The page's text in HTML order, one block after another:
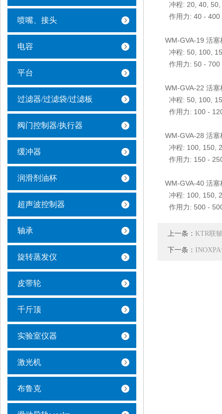
喷嘴、接头
电容
平台
过滤器/过滤袋/过滤板
阀门控制器/执行器
缓冲器
润滑剂油杯
超声波控制器
轴承
旋转蒸发仪
皮带轮
千斤顶
实验室仪器
激光机
布鲁克
冲程: 20, 40,
作用力: 40 - 400
WM-GVA-19 活
冲程: 50, 100,
作用力: 50 - 700
WM-GVA-22 活
冲程: 50, 100,
作用力: 100 -
WM-GVA-28 活
冲程: 100, 150,
作用力: 150 -
WM-GVA-40 活
冲程: 100, 150,
作用力: 500 -
上一条： KTR联
下一条：